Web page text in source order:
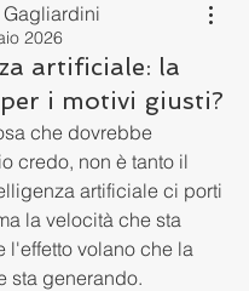
2026
artificiale: la
i motivi giusti?
che dovrebbe
credo, non è tanto il
artificiale ci porti
la velocità che sta
l'effetto volano che la
sta generando.